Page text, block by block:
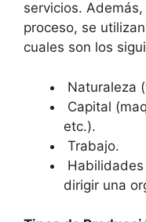
servicios.
proceso, se
cuales son los
Naturaleza
Capital
etc.).
Trabajo.
dirigir una